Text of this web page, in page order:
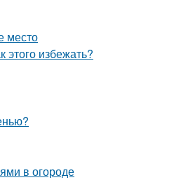
место
этого избежать?
в огороде